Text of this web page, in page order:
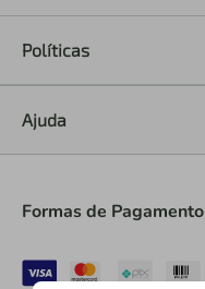
Políticas
Ajuda
Formas de Pagamento